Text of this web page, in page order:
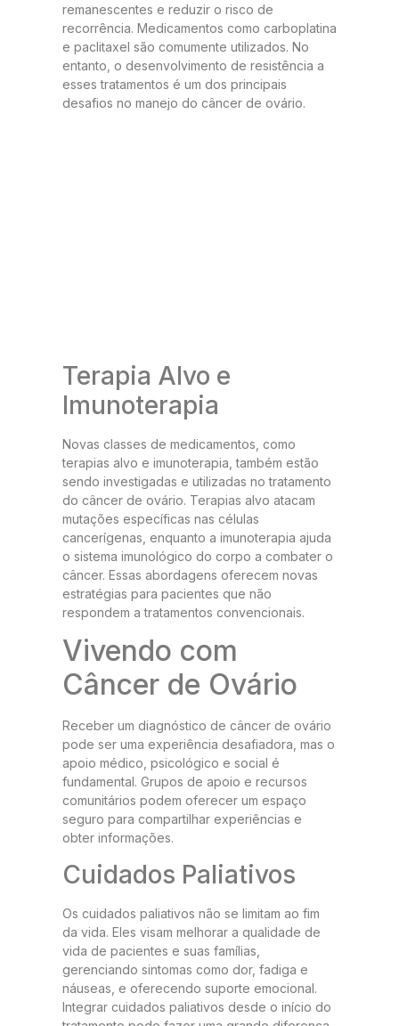
remanescentes e reduzir o risco de
recorrência. Medicamentos como carboplatina
e paclitaxel são comumente utilizados. No
entanto, o desenvolvimento de resistência a
esses tratamentos é um dos principais
desafios no manejo do câncer de ovário.
Terapia Alvo e
Imunoterapia
Novas classes de medicamentos, como
terapias alvo e imunoterapia, também estão
sendo investigadas e utilizadas no tratamento
do câncer de ovário. Terapias alvo atacam
mutações específicas nas células
cancerígenas, enquanto a imunoterapia ajuda
o sistema imunológico do corpo a combater o
câncer. Essas abordagens oferecem novas
estratégias para pacientes que não
respondem a tratamentos convencionais.
Vivendo com
Câncer de Ovário
Receber um diagnóstico de câncer de ovário
pode ser uma experiência desafiadora, mas o
apoio médico, psicológico e social é
fundamental. Grupos de apoio e recursos
comunitários podem oferecer um espaço
seguro para compartilhar experiências e
obter informações.
Cuidados Paliativos
Os cuidados paliativos não se limitam ao fim
da vida. Eles visam melhorar a qualidade de
vida de pacientes e suas famílias,
gerenciando sintomas como dor, fadiga e
náuseas, e oferecendo suporte emocional.
Integrar cuidados paliativos desde o início do